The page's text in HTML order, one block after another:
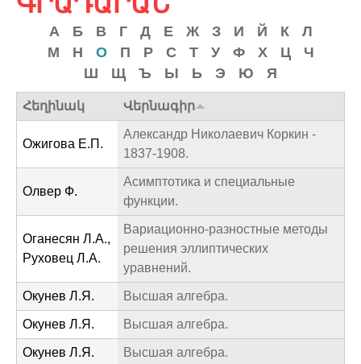
o
r
m
А Б В Г Д Е Ж З И Й К
Л
М
Н О П Р С Т У Ф Х Ц
Ч
Ш
Щ Ъ Ы Ь Э Ю Я
Հեղինակ Վերնագիր
Ожигова Е.П.
Александр Николаевич Коркин -
1837-1908.
Олвер Ф.
Асимптотика и специальные
функции.
Оганесян Л.А.,
Руховец Л.А.
Вариационно-разностные методы
решения эллиптических
уравнений.
Окунев Л.Я. Высшая алгебра.
Окунев Л.Я. Высшая алгебра.
Окунев Л.Я. Высшая алгебра.